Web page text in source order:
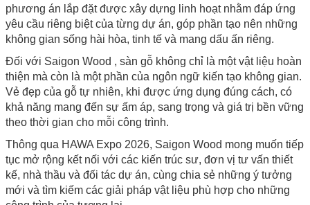
phương án lắp đặt được xây dựng linh hoạt nhằm đáp ứng
yêu cầu riêng biệt của từng dự án, góp phần tạo nên những
không gian sống hài hòa, tinh tế và mang dấu ấn riêng.
Đối với Saigon Wood , sàn gỗ không chỉ là một vật liệu hoàn
thiện mà còn là một phần của ngôn ngữ kiến tạo không gian.
Vẻ đẹp của gỗ tự nhiên, khi được ứng dụng đúng cách, có
khả năng mang đến sự ấm áp, sang trọng và giá trị bền vững
theo thời gian cho mỗi công trình.
Thông qua HAWA Expo 2026, Saigon Wood mong muốn tiếp
tục mở rộng kết nối với các kiến trúc sư, đơn vị tư vấn thiết
kế, nhà thầu và đối tác dự án, cùng chia sẻ những ý tưởng
mới và tìm kiếm các giải pháp vật liệu phù hợp cho những